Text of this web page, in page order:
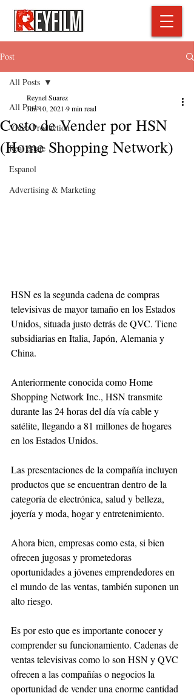
Post
All Posts
Video Production
Real estate
Espanol
Advertising & Marketing
All Posts
Costo de Vender por HSN
(Home Shopping Network)
Reynel Suarez
Jun 10, 2021 9 min read
HSN es la segunda cadena de compras
televisivas de mayor tamaño en los Estados
Unidos, situada justo detrás de QVC. Tiene
subsidiarias en Italia, Japón, Alemania y
China.
Anteriormente conocida como Home
Shopping Network Inc., HSN transmite
durante las 24 horas del día vía cable y
satélite, llegando a 81 millones de hogares
en los Estados Unidos.
Las presentaciones de la compañía incluyen
productos que se encuentran dentro de la
categoría de electrónica, salud y belleza,
joyería y moda, hogar y entretenimiento.
Ahora bien, empresas como esta, si bien
ofrecen jugosas y prometedoras
oportunidades a jóvenes emprendedores en
el mundo de las ventas, también suponen un
alto riesgo.
Es por esto que es importante conocer y
comprender su funcionamiento. Cadenas de
ventas televisivas como lo son HSN y QVC
ofrecen a las compañías o negocios la
oportunidad de vender una enorme cantidad